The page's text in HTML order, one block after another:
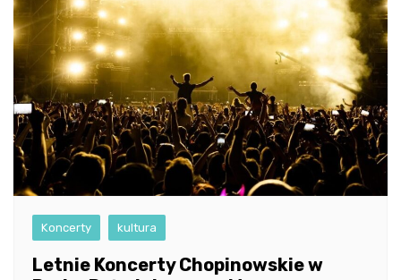
Koncerty kultura
Letnie Koncerty Chopinowskie w